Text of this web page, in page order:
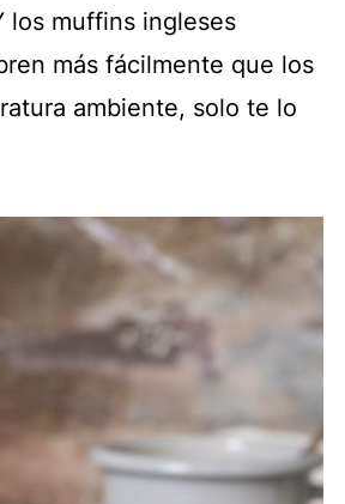
los muffins ingleses
más fácilmente que los
ambiente, solo te lo